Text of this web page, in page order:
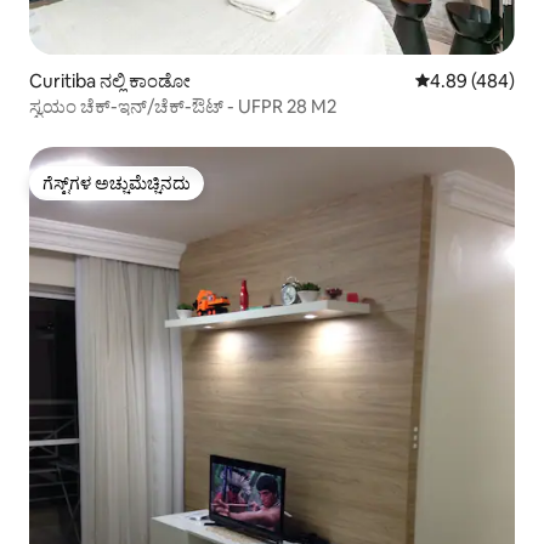
Curitiba ನಲ್ಲಿ ಕಾಂಡೋ 5 ರಲ್ಲಿ 4.89
4.89 (484)
ಸ್ವಯಂ ಚೆಕ್-ಇನ್/ಚೆಕ್-ಔಟ್ - UFPR 28 M2
ಗೆಸ್ಟ್‌ಗಳ ಅಚ್ಚುಮೆಚ್ಚಿನದು
ಗೆಸ್ಟ್‌ಗಳ ಅಚ್ಚುಮೆಚ್ಚಿನದು